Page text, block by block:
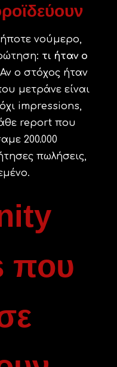
νούμερο,
τι ήταν ο
Αν ο στόχος ήταν
μετράνε είναι
impressions,
report που
200.000
πωλήσεις,
που